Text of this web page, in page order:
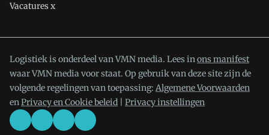
Vacatures x
Logistiek is onderdeel van VMN media. Lees inons manifest
waar VMN media voor staat. Op gebruik van deze site zijn de
volgende regelingen van toepassing: Algemene Voorwaarden
enPrivacy en Cookie beleid Privacy instellingen